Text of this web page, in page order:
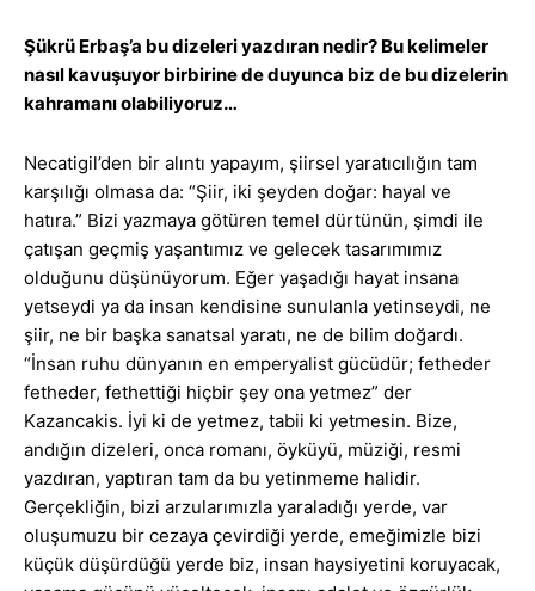
Şükrü Erbaş’a bu dizeleri yazdıran nedir? Bu kelimeler
nasıl kavuşuyor birbirine de duyunca biz de bu dizelerin
kahramanı olabiliyoruz…
Necatigil’den bir alıntı yapayım, şiirsel yaratıcılığın tam
karşılığı olmasa da: “Şiir, iki şeyden doğar: hayal ve
hatıra.” Bizi yazmaya götüren temel dürtünün, şimdi ile
çatışan geçmiş yaşantımız ve gelecek tasarımımız
olduğunu düşünüyorum. Eğer yaşadığı hayat insana
yetseydi ya da insan kendisine sunulanla yetinseydi, ne
şiir, ne bir başka sanatsal yaratı, ne de bilim doğardı.
“İnsan ruhu dünyanın en emperyalist gücüdür; fetheder
fetheder, fethettiği hiçbir şey ona yetmez” der
Kazancakis. İyi ki de yetmez, tabii ki yetmesin. Bize,
andığın dizeleri, onca romanı, öyküyü, müziği, resmi
yazdıran, yaptıran tam da bu yetinmeme halidir.
Gerçekliğin, bizi arzularımızla yaraladığı yerde, var
oluşumuzu bir cezaya çevirdiği yerde, emeğimizle bizi
küçük düşürdüğü yerde biz, insan haysiyetini koruyacak,